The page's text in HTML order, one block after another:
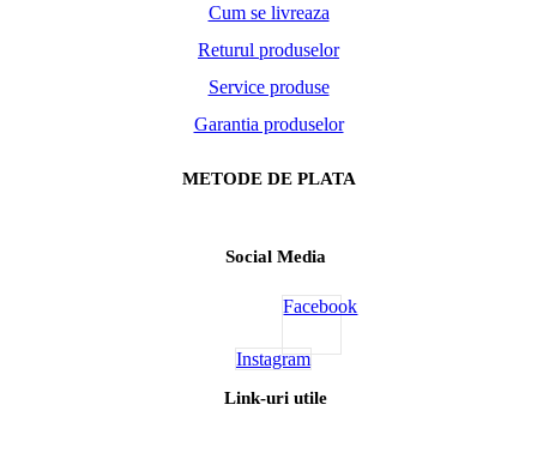
Cum se livreaza
Returul produselor
Service produse
Garantia produselor
METODE DE PLATA
Social Media
Facebook
Instagram
Link-uri utile